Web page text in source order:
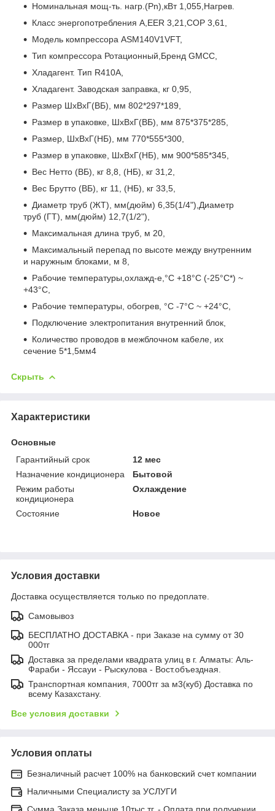
Номинальная мощ-ть. нагр.(Pn),кВт 1,055,Нагрев.
Класс энергопотребления A,EER 3,21,COP 3,61,
Модель компрессора ASM140V1VFT,
Тип компрессора Ротационный,Бренд GMCC,
Хладагент. Тип R410A,
Хладагент. Заводская заправка, кг 0,95,
Размер ШхВхГ(ВБ), мм 802*297*189,
Размер в упаковке, ШхВхГ(ВБ), мм 875*375*285,
Размер, ШхВхГ(НБ), мм 770*555*300,
Размер в упаковке, ШхВхГ(НБ), мм 900*585*345,
Вес Нетто (ВБ), кг 8,8, (НБ), кг 31,2,
Вес Брутто (ВБ), кг 11, (НБ), кг 33,5,
Диаметр труб (ЖТ), мм(дюйм) 6,35(1/4"),Диаметр
труб (ГТ), мм(дюйм) 12,7(1/2"),
Максимальная длина труб, м 20,
Максимальный перепад по высоте между внутренним
и наружным блоками, м 8,
Рабочие температуры,охлажд-е,°C +18°С (-25°С*) ~
+43°С,
Рабочие температуры, обогрев, °C -7°С ~ +24°С,
Подключение электропитания внутренний блок,
Количество проводов в межблочном кабеле, их
сечение 5*1,5мм4
Скрыть
Характеристики
Основные
Гарантийный срок
12 мес
Назначение кондиционера
Бытовой
Режим работы
кондиционера
Охлаждение
Состояние Новое
Условия доставки
Доставка осуществляется только по предоплате.
Самовывоз
БЕСПЛАТНО ДОСТАВКА - при Заказе на сумму от 30
000тг
Доставка за пределами квадрата улиц в г. Алматы: Аль-
Фараби - Яссауи - Рыскулова - Вост.объездная.
Транспортная компания, 7000тг за м3(куб) Доставка по
всему Казахстану.
Все условия доставки
Условия оплаты
Безналичный расчет 100% на банковский счет компании
Наличными Специалисту за УСЛУГИ
Сумма Заказа меньше 10тыс.тг. - Оплата при получении